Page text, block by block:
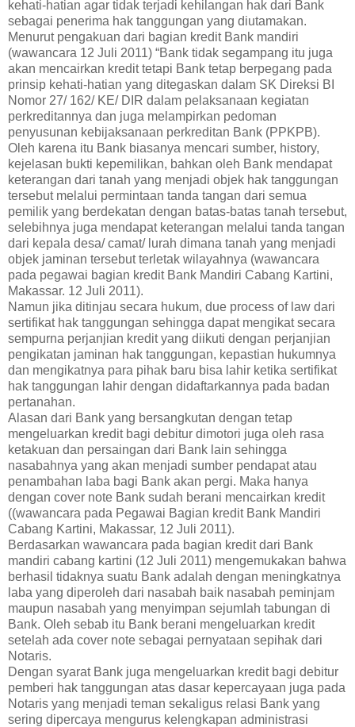
kehati-hatian agar tidak terjadi kehilangan hak dari Bank
sebagai penerima hak tanggungan yang diutamakan.
Menurut pengakuan dari bagian kredit Bank mandiri
(wawancara 12 Juli 2011) “Bank tidak segampang itu juga
akan mencairkan kredit tetapi Bank tetap berpegang pada
prinsip kehati-hatian yang ditegaskan dalam SK Direksi BI
Nomor 27/ 162/ KE/ DIR dalam pelaksanaan kegiatan
perkreditannya dan juga melampirkan pedoman
penyusunan kebijaksanaan perkreditan Bank (PPKPB).
Oleh karena itu Bank biasanya mencari sumber, history,
kejelasan bukti kepemilikan, bahkan oleh Bank mendapat
keterangan dari tanah yang menjadi objek hak tanggungan
tersebut melalui permintaan tanda tangan dari semua
pemilik yang berdekatan dengan batas-batas tanah tersebut,
selebihnya juga mendapat keterangan melalui tanda tangan
dari kepala desa/ camat/ lurah dimana tanah yang menjadi
objek jaminan tersebut terletak wilayahnya (wawancara
pada pegawai bagian kredit Bank Mandiri Cabang Kartini,
Makassar. 12 Juli 2011).
Namun jika ditinjau secara hukum, due process of law dari
sertifikat hak tanggungan sehingga dapat mengikat secara
sempurna perjanjian kredit yang diikuti dengan perjanjian
pengikatan jaminan hak tanggungan, kepastian hukumnya
dan mengikatnya para pihak baru bisa lahir ketika sertifikat
hak tanggungan lahir dengan didaftarkannya pada badan
pertanahan.
Alasan dari Bank yang bersangkutan dengan tetap
mengeluarkan kredit bagi debitur dimotori juga oleh rasa
ketakuan dan persaingan dari Bank lain sehingga
nasabahnya yang akan menjadi sumber pendapat atau
penambahan laba bagi Bank akan pergi. Maka hanya
dengan cover note Bank sudah berani mencairkan kredit
((wawancara pada Pegawai Bagian kredit Bank Mandiri
Cabang Kartini, Makassar, 12 Juli 2011).
Berdasarkan wawancara pada bagian kredit dari Bank
mandiri cabang kartini (12 Juli 2011) mengemukakan bahwa
berhasil tidaknya suatu Bank adalah dengan meningkatnya
laba yang diperoleh dari nasabah baik nasabah peminjam
maupun nasabah yang menyimpan sejumlah tabungan di
Bank. Oleh sebab itu Bank berani mengeluarkan kredit
setelah ada cover note sebagai pernyataan sepihak dari
Notaris.
Dengan syarat Bank juga mengeluarkan kredit bagi debitur
pemberi hak tanggungan atas dasar kepercayaan juga pada
Notaris yang menjadi teman sekaligus relasi Bank yang
sering dipercaya mengurus kelengkapan administrasi